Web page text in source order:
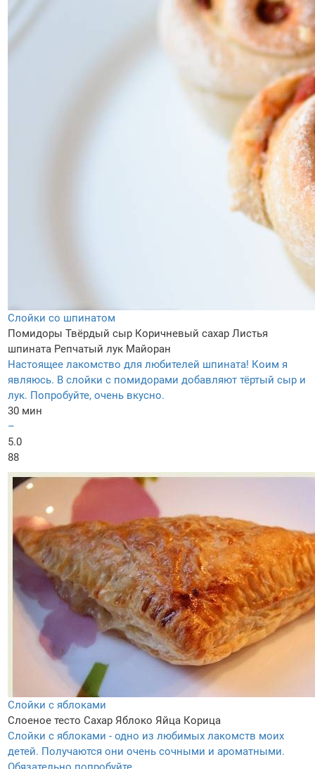
Слойки со шпинатом
Помидоры Твёрдый сыр Коричневый сахар Листья
шпината Репчатый лук Майоран
Настоящее лакомство для любителей шпината! Коим я
являюсь. В слойки с помидорами добавляют тёртый сыр и
лук. Попробуйте, очень вкусно.
30 мин
–
5.0
88
Слойки с яблоками
Слоеное тесто Сахар Яблоко Яйца Корица
Слойки с яблоками - одно из любимых лакомств моих
детей. Получаются они очень сочными и ароматными.